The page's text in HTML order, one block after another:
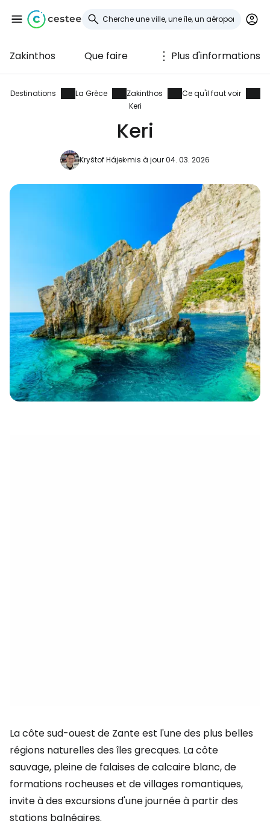
Zakinthos Que faire Plus d'informations
Destinations La Grèce Zakinthos
Ce qu'il faut voir
Keri
Keri
Kryštof Hájekmis à jour 04. 03. 2026
La côte sud-ouest de Zante est l'une des plus belles
régions naturelles des îles grecques. La côte
sauvage, pleine de falaises de calcaire blanc, de
formations rocheuses et de villages romantiques,
invite à des excursions d'une journée à partir des
stations balnéaires.
Se connecter à
Cestee
... la communauté mondiale des voyageurs
Continuer avec Google
Continuer avec Facebook
Poursuivre avec le courrier
électronique